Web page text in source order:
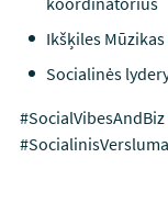
Ikšķiles
Socialinės